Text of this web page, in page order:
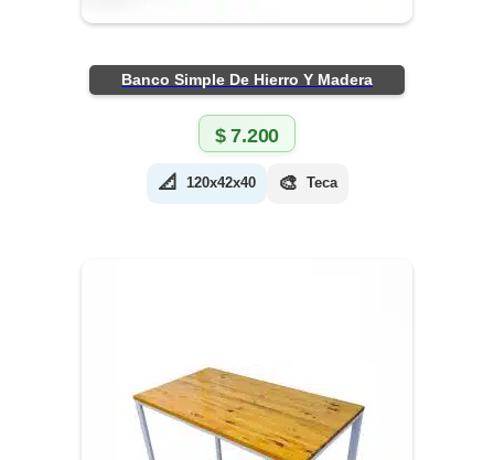
Banco Simple De Hierro Y Madera
$7.200
📐 120x42x40 🎨 Teca